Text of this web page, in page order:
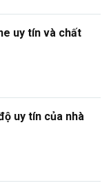
uy tín và chất
uy tín của nhà